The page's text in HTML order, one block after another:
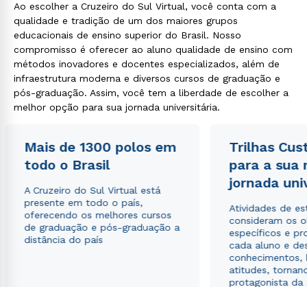
Ao escolher a Cruzeiro do Sul Virtual, você conta com a
qualidade e tradição de um dos maiores grupos
educacionais de ensino superior do Brasil. Nosso
compromisso é oferecer ao aluno qualidade de ensino com
métodos inovadores e docentes especializados, além de
infraestrutura moderna e diversos cursos de graduação e
pós-graduação. Assim, você tem a liberdade de escolher a
melhor opção para sua jornada universitária.
Mais de 1300 polos em
todo o Brasil
A Cruzeiro do Sul Virtual está
presente em todo o país,
oferecendo os melhores cursos
de graduação e pós-graduação a
distância do país
Trilhas
para a sua
jornada
Atividades de
consideram os
específicos e
cada aluno e
conhecimentos,
atitudes,
protagonista da